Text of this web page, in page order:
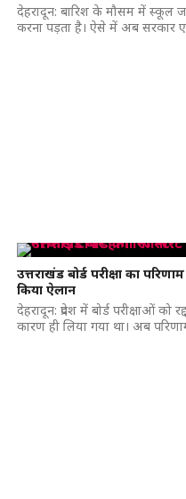
देहरादून: बारिश के मौसम में स्कूल
करना पड़ता है। ऐसे में अब सरकार
उत्तराखंड बोर्ड परीक्षा का
किया ऐलान
देहरादून: प्रदेश में बोर्ड परीक्षाओं
कारण ही लिया गया था। अब